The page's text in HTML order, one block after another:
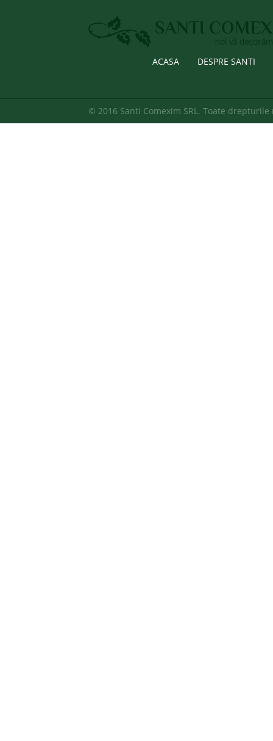
ACASA DESPRE SANTI
© 2016 Santi Comexim SRL. Toate drepturile